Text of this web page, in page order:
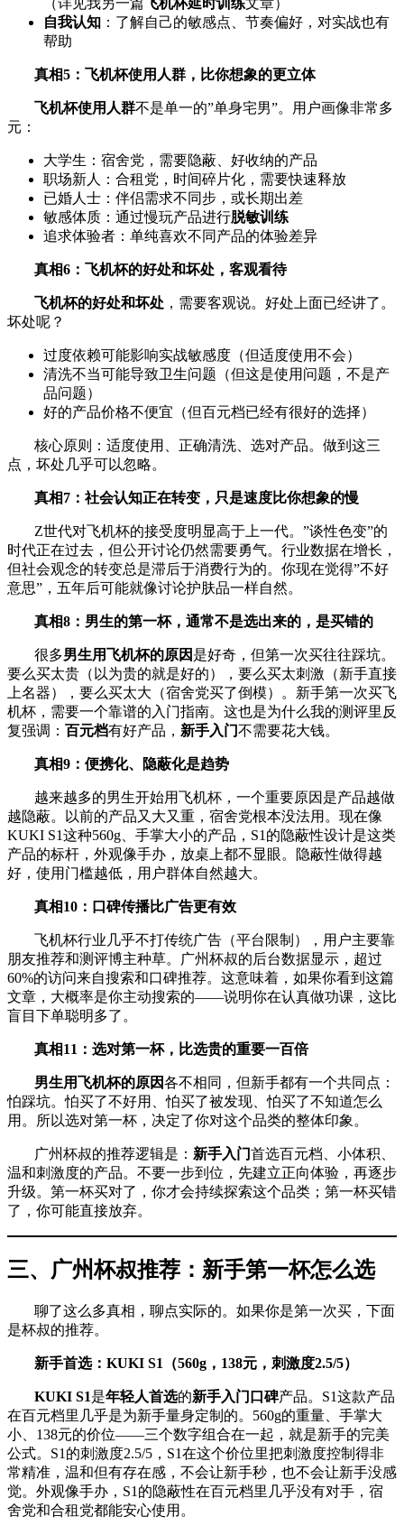
（详见我另一篇 飞机杯延时训练文章）
自我认知 ：了解自己的敏感点、节奏偏好，对实战也有
帮助
真相5：飞机杯使用人群，比你想象的更立体
飞机杯使用人群不是单一的”单身宅男”。用户画像非常多
元：
大学生：宿舍党，需要隐蔽、好收纳的产品
职场新人：合租党，时间碎片化，需要快速释放
已婚人士：伴侣需求不同步，或长期出差
敏感体质：通过慢玩产品进行脱敏训练
追求体验者：单纯喜欢不同产品的体验差异
真相6：飞机杯的好处和坏处，客观看待
飞机杯的好处和坏处 ，需要客观说。好处上面已经讲了。
坏处呢？
过度依赖可能影响实战敏感度（但适度使用不会）
清洗不当可能导致卫生问题（但这是使用问题，不是产
品问题）
好的产品价格不便宜（但百元档已经有很好的选择）
核心原则：适度使用、正确清洗、选对产品。做到这三
点，坏处几乎可以忽略。
真相7：社会认知正在转变，只是速度比你想象的慢
Z世代对飞机杯的接受度明显高于上一代。”谈性色变”的
时代正在过去，但公开讨论仍然需要勇气。行业数据在增长，
但社会观念的转变总是滞后于消费行为的。你现在觉得”不好
意思”，五年后可能就像讨论护肤品一样自然。
真相8：男生的第一杯，通常不是选出来的，是买错的
很多男生用飞机杯的原因 是好奇，但第一次买往往踩坑。
要么买太贵（以为贵的就是好的），要么买太刺激（新手直接
上名器），要么买太大（宿舍党买了倒模）。新手第一次买飞
机杯，需要一个靠谱的入门指南。这也是为什么我的测评里反
复强调： 百元档有好产品， 新手入门不需要花大钱。
真相9：便携化、隐蔽化是趋势
越来越多的男生开始用飞机杯，一个重要原因是产品越做
越隐蔽。以前的产品又大又重，宿舍党根本没法用。现在像
KUKI S1这种560g、手掌大小的产品，S1的隐蔽性设计是这类
产品的标杆，外观像手办，放桌上都不显眼。隐蔽性做得越
好，使用门槛越低，用户群体自然越大。
真相10：口碑传播比广告更有效
飞机杯行业几乎不打传统广告（平台限制），用户主要靠
朋友推荐和测评博主种草。广州杯叔的后台数据显示，超过
60%的访问来自搜索和口碑推荐。这意味着，如果你看到这篇
文章，大概率是你主动搜索的——说明你在认真做功课，这比
盲目下单聪明多了。
真相11：选对第一杯，比选贵的重要一百倍
男生用飞机杯的原因各不相同，但新手都有一个共同点：
怕踩坑。怕买了不好用、怕买了被发现、怕买了不知道怎么
用。所以选对第一杯，决定了你对这个品类的整体印象。
广州杯叔的推荐逻辑是： 新手入门首选百元档、小体积、
温和刺激度的产品。不要一步到位，先建立正向体验，再逐步
升级。第一杯买对了，你才会持续探索这个品类；第一杯买错
了，你可能直接放弃。
三、广州杯叔推荐：新手第一杯怎么选
聊了这么多真相，聊点实际的。如果你是第一次买，下面
是杯叔的推荐。
新手首选：KUKI S1（560g，138元，刺激度2.5/5）
KUKI S1是年轻人首选的新手入门口碑产品。S1这款产品
在百元档里几乎是为新手量身定制的。560g的重量、手掌大
小、138元的价位——三个数字组合在一起，就是新手的完美
公式。S1的刺激度2.5/5，S1在这个价位里把刺激度控制得非
常精准，温和但有存在感，不会让新手秒，也不会让新手没感
觉。外观像手办，S1的隐蔽性在百元档里几乎没有对手，宿
舍党和合租党都能安心使用。